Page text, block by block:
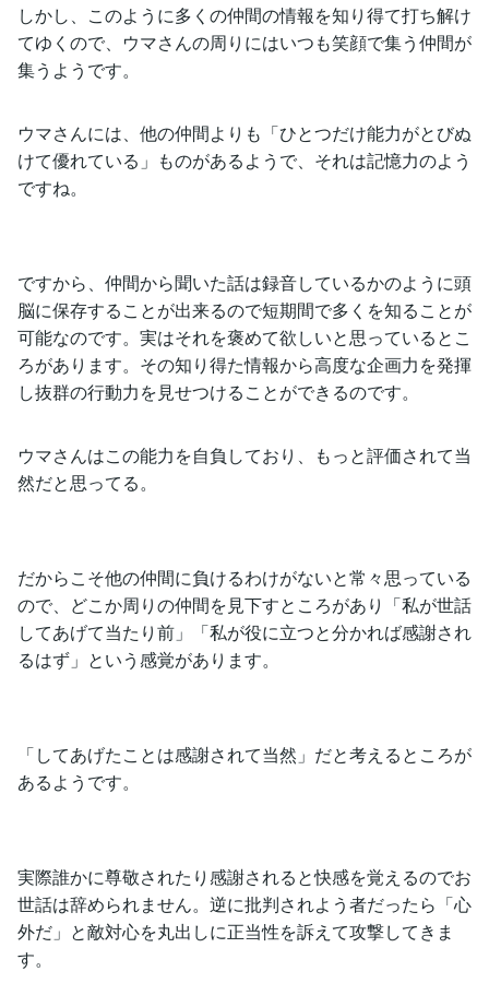
しかし、このように多くの仲間の情報を知り得て打ち解け
てゆくので、ウマさんの周りにはいつも笑顔で集う仲間が
集うようです。
ウマさんには、他の仲間よりも「ひとつだけ能力がとびぬ
けて優れている」ものがあるようで、それは記憶力のよう
ですね。
ですから、仲間から聞いた話は録音しているかのように頭
脳に保存することが出来るので短期間で多くを知ることが
可能なのです。実はそれを褒めて欲しいと思っているとこ
ろがあります。その知り得た情報から高度な企画力を発揮
し抜群の行動力を見せつけることができるのです。
ウマさんはこの能力を自負しており、もっと評価されて当
然だと思ってる。
だからこそ他の仲間に負けるわけがないと常々思っている
ので、どこか周りの仲間を見下すところがあり「私が世話
してあげて当たり前」「私が役に立つと分かれば感謝され
るはず」という感覚があります。
「してあげたことは感謝されて当然」だと考えるところが
あるようです。
実際誰かに尊敬されたり感謝されると快感を覚えるのでお
世話は辞められません。逆に批判されよう者だったら「心
外だ」と敵対心を丸出しに正当性を訴えて攻撃してきま
す。